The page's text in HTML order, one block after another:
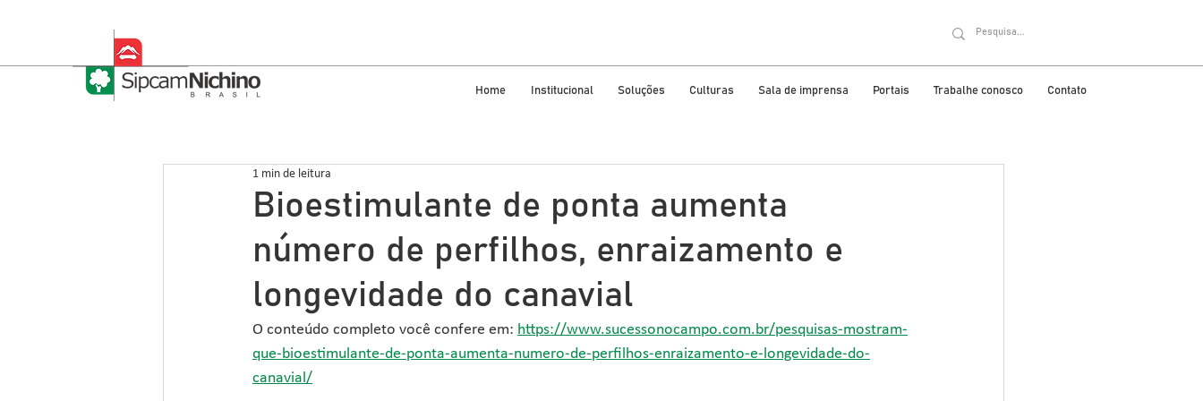
Home Institucional Soluções Culturas Sala de imprensa Portais Trabalhe conosco Contato
Bioestimulante de ponta aumenta
número de perfilhos, enraizamento e
longevidade do canavial
1 min de leitura
O conteúdo completo você confere em: https://www.sucessonocampo.com.br/pesquisas-mostram-
que-bioestimulante-de-ponta-aumenta-numero-de-perfilhos-enraizamento-e-longevidade-do-
canavial/